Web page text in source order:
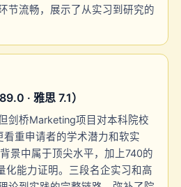
节流畅，展示了从实习到研究的
· 雅思 7.1）
剑桥Marketing项目对本科院校
重申请者的学术潜力和软实
景中属于顶尖水平，加上740的
化能力证明。三段名企实习和高